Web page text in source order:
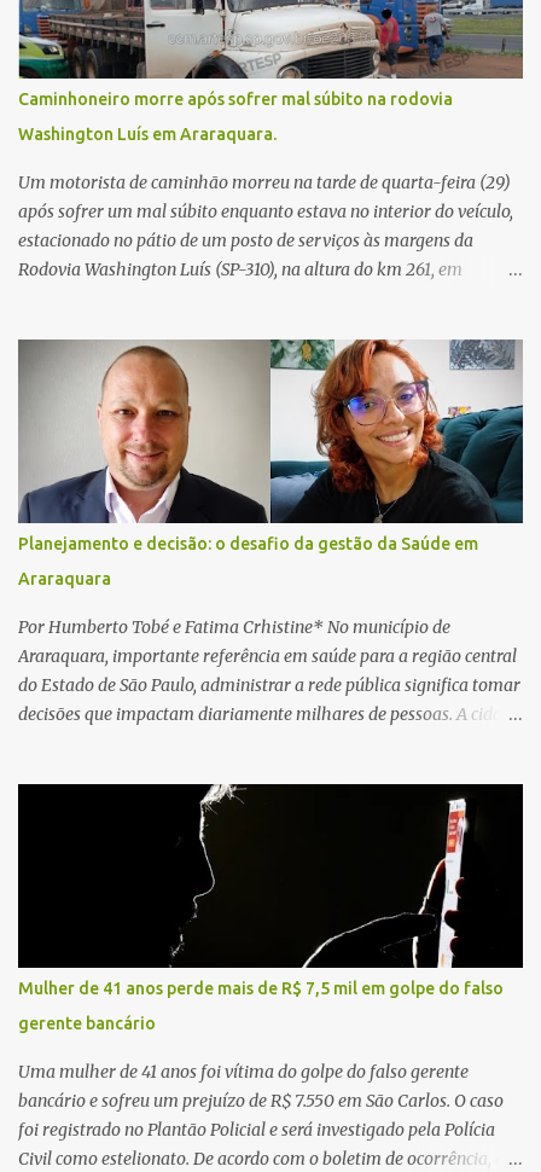
Caminhoneiro morre após sofrer mal súbito na rodovia
Washington Luís em Araraquara.
Um motorista de caminhão morreu na tarde de quarta-feira (29)
após sofrer um mal súbito enquanto estava no interior do veículo,
estacionado no pátio de um posto de serviços às margens da
Rodovia Washington Luís (SP-310), na altura do km 261, em
relatos de que havia um condutor inconsciente dentro de um
caminhão. Equipes de resgate foram rapidamente deslocadas ao
local e encontraram a vítima em parada cardiorrespiratória. Os
socorristas iniciaram imediatamente as manobras de reanimação
cardiopulmonar (RCP), porém, apesar de todos os esforços, o
motorista não respondeu aos procedimentos. Às 17h03, médicos
da Unidade de Suporte Avançado constataram o óbito da vítima.
Fonte: São Carlos Agora
Planejamento e decisão: o desafio da gestão da Saúde em
Araraquara
Por Humberto Tobé e Fatima Crhistine* No município de
Araraquara, importante referência em saúde para a região central
do Estado de São Paulo, administrar a rede pública significa tomar
decisões que impactam diariamente milhares de pessoas. A cidade
município, mas também de diversas cidades do entorno,
ampliando significativamente a responsabilidade da gestão sobre
o Sistema Único de Saúde (SUS). Nos últimos anos, o Governo
Federal tem ampliado investimentos destinados ao fortalecimento
da atenção básica, da infraestrutura hospitalar e da
regionalização dos serviços de saúde. Entretanto, em um cenário
de demandas crescentes e recursos necessariamente limitados, a
principal missão da gestão pública não é apenas investir mais,
mas decidir melhor onde investir para produzir o maior benefício
possível à população. Essa reflexão encontra respaldo tanto na
teoria da admini...
Mulher de 41 anos perde mais de R$ 7,5 mil em golpe do falso
gerente bancário
Uma mulher de 41 anos foi vítima do golpe do falso gerente
bancário e sofreu um prejuízo de R$ 7.550 em São Carlos. O caso
foi registrado no Plantão Policial e será investigado pela Polícia
Civil como estelionato. De acordo com o boletim de ocorrência, a